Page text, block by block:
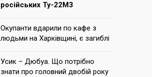
російських Ту-22М3
Окупанти вдарили по кафе з
людьми на Харківщині, є загиблі
Усик – Дюбуа. Що потрібно
знати про головний двобій року